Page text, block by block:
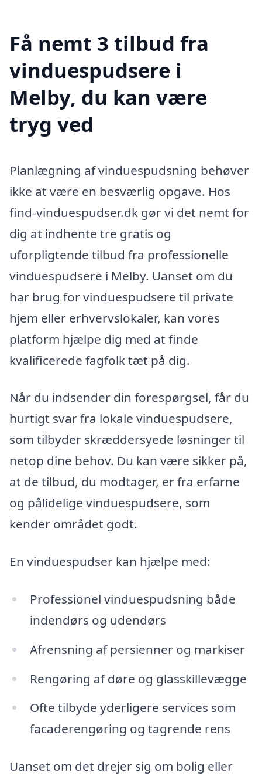
Få nemt 3 tilbud fra
vinduespudsere i
Melby, du kan være
tryg ved
Planlægning af vinduespudsning behøver
ikke at være en besværlig opgave. Hos
find-vinduespudser.dk gør vi det nemt for
dig at indhente tre gratis og
uforpligtende tilbud fra professionelle
vinduespudsere i Melby. Uanset om du
har brug for vinduespudsere til private
hjem eller erhvervslokaler, kan vores
platform hjælpe dig med at finde
kvalificerede fagfolk tæt på dig.
Når du indsender din forespørgsel, får du
hurtigt svar fra lokale vinduespudsere,
som tilbyder skræddersyede løsninger til
netop dine behov. Du kan være sikker på,
at de tilbud, du modtager, er fra erfarne
og pålidelige vinduespudsere, som
kender området godt.
En vinduespudser kan hjælpe med:
Professionel vinduespudsning både
indendørs og udendørs
Afrensning af persienner og markiser
Rengøring af døre og glasskillevægge
Ofte tilbyde yderligere services som
facaderengøring og tagrende rens
Uanset om det drejer sig om bolig eller